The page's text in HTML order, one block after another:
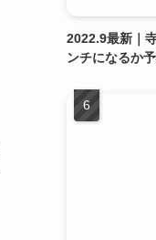
2022.9最新｜
ンチになるか